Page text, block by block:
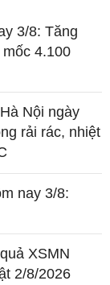
3/8: Tăng
4.100
Nội ngày
rải rác, nhiệt
nay 3/8:
XSMN
2/8/2026